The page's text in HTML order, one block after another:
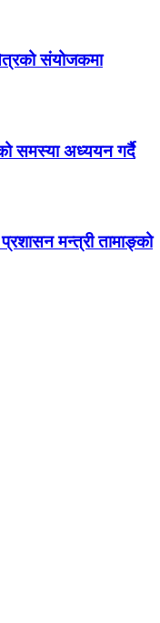
संयोजकमा
समस्या अध्ययन गर्दै
मन्त्री तामाङ्को